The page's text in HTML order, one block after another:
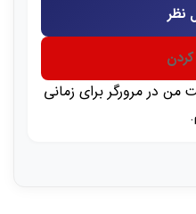
نظر
من در مرورگر برای زمانی